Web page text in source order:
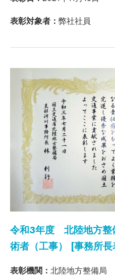
表彰対象者： 弊社社員
令和3年度 北陸地方
術者（工事） [事務所
表彰機関： 北陸地方整備局